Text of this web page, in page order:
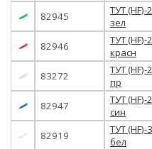
82945
ТУТ (HF)-
зел
82946
ТУТ (HF)-
красн
83272
ТУТ (HF)-
пр
82947
ТУТ (HF)-
син
82919
ТУТ (HF)-
бел